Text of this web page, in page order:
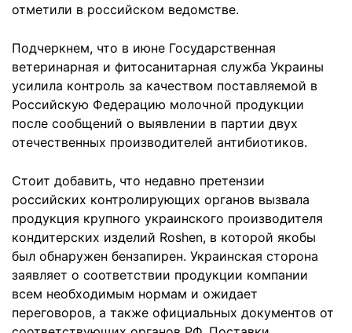
отметили в российском ведомстве.
Подчеркнем, что в июне Государственная
ветеринарная и фитосанитарная служба Украины
усилила контроль за качеством поставляемой в
Российскую Федерацию молочной продукции
после сообщений о выявлении в партии двух
отечественных производителей антибиотиков.
Стоит добавить, что недавно претензии
российских контролирующих органов вызвала
продукция крупного украинского производителя
кондитерских изделий Roshen, в которой якобы
был обнаружен бензапирен. Украинская сторона
заявляет о соответствии продукции компании
всем необходимым нормам и ожидает
переговоров, а также официальных документов от